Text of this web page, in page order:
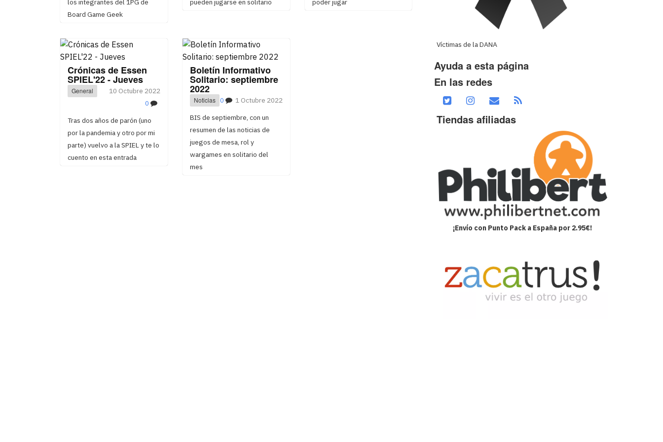
los integrantes del 1PG de
Board Game Geek
pueden jugarse en solitario poder jugar
Crónicas de Essen
SPIEL'22 - Jueves
General
10 Octubre 2022
0
Tras dos años de parón (uno
por la pandemia y otro por mi
parte) vuelvo a la SPIEL y te lo
cuento en esta entrada
Boletín Informativo
Solitario: septiembre
2022
Noticias 1 Octubre 2022
0
BIS de septiembre, con un
resumen de las noticias de
juegos de mesa, rol y
wargames en solitario del
mes
Víctimas de la DANA
Ayuda a esta página
En las redes
Tiendas afiliadas
¡Envío con Punto Pack a España por 2.95€!